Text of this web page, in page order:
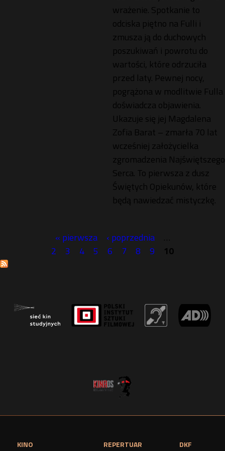
wrażenie. Spotkanie to
odciska piętno na Fulli i
zmusza ją do duchowych
poszukiwań i powrotu do
wartości, które odrzuciła
przed laty. Pewnej nocy,
pogrążona w modlitwie Fulla
doświadcza objawienia.
Ukazuje się jej Magdalena
Zofia Barat – zmarła 70 lat
wcześniej założycielka
zgromadzenia Najświętszego
Serca. To pierwsza z dusz
Świętych Opiekunów, które
będą nawiedzać mistyczkę.
t
« pierwsza ‹ poprzednia
…
2
3 4 5 6 7 8 9 10
KINO REPERTUAR DKF